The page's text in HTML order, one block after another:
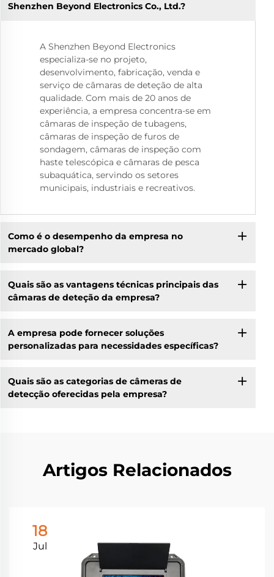
Shenzhen Beyond Electronics Co., Ltd.?
A Shenzhen Beyond Electronics
especializa-se no projeto,
desenvolvimento, fabricação, venda e
serviço de câmaras de deteção de alta
qualidade. Com mais de 20 anos de
experiência, a empresa concentra-se em
câmaras de inspeção de tubagens,
câmaras de inspeção de furos de
sondagem, câmaras de inspeção com
haste telescópica e câmaras de pesca
subaquática, servindo os setores
municipais, industriais e recreativos.
Como é o desempenho da empresa no
mercado global?
Quais são as vantagens técnicas principais das
câmaras de deteção da empresa?
A empresa pode fornecer soluções
personalizadas para necessidades específicas?
Quais são as categorias de câmeras de
detecção oferecidas pela empresa?
Artigos Relacionados
18
Jul